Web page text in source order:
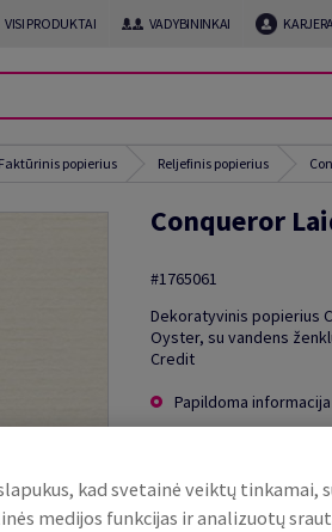
VISI PRODUKTAI VADYBININKAI
Faktūrinis popierius Reljefinis popierius
Conqueror
#1765061
Dekoratyvinis popierius
Oyster, su vandens
Credit
Papildoma informacija
kad svetainė veiktų tinkamai,
medijos funkcijas ir analizuotų